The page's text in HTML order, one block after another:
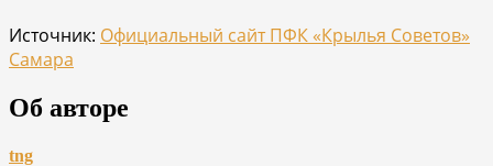
Источник: Официальный сайт ПФК «Крылья Советов»
Самара
Об авторе
tng